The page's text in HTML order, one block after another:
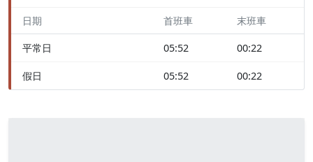
日期 首班車 末班車
平常日 05:52 00:22
假日 05:52 00:22